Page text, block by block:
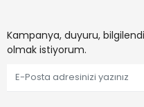
Kampanya, duyuru,
olmak istiyorum.